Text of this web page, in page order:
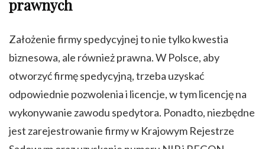
prawnych
Założenie firmy spedycyjnej to nie tylko kwestia
biznesowa, ale również prawna. W Polsce, aby
otworzyć firmę spedycyjną, trzeba uzyskać
odpowiednie pozwolenia i licencje, w tym licencję na
wykonywanie zawodu spedytora. Ponadto, niezbędne
jest zarejestrowanie firmy w Krajowym Rejestrze